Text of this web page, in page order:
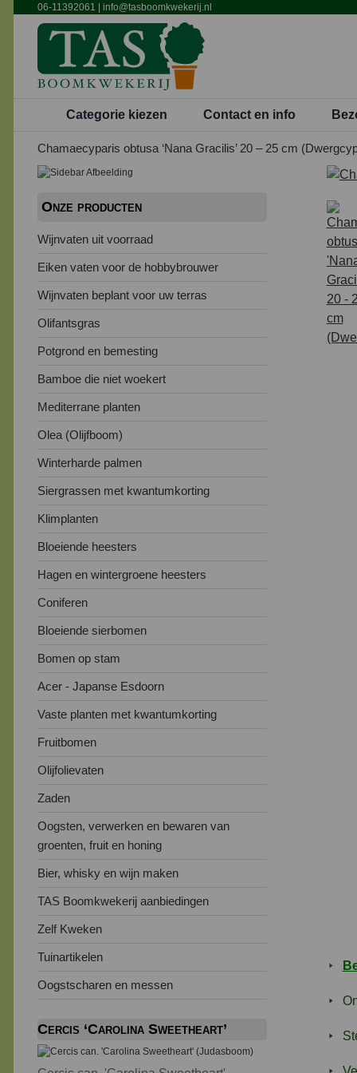
06-11392061 info@tasboomkwekerij.nl
Categorie kiezen Contact en info
Chamaecyparis obtusa ‘Nana Gracilis’ 20 – 25 cm
Onze producten
Wijnvaten uit voorraad
Eiken vaten voor de hobbybrouwer
Wijnvaten beplant voor uw terras
Olifantsgras
Potgrond en bemesting
Bamboe die niet woekert
Mediterrane planten
Olea (Olijfboom)
Winterharde palmen
Siergrassen met kwantumkorting
Klimplanten
Bloeiende heesters
Hagen en wintergroene heesters
Coniferen
Bloeiende sierbomen
Bomen op stam
Acer - Japanse Esdoorn
Vaste planten met kwantumkorting
Fruitbomen
Olijfolievaten
Zaden
Oogsten, verwerken en bewaren van
groenten, fruit en honing
Bier, whisky en wijn maken
TAS Boomkwekerij aanbiedingen
Zelf Kweken
Tuinartikelen
Oogstscharen en messen
Cercis ‘Carolina Sweetheart’